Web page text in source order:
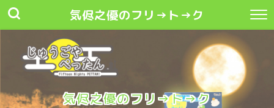
気侭之優のフリ→ト→ク
気侭之優のフリ→ト→ク